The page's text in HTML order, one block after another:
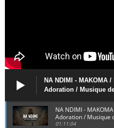
NA NDIMI - MAKOMA
Adoration / Musique
NA NDIMI -
Adoration / Musique
01:11:04